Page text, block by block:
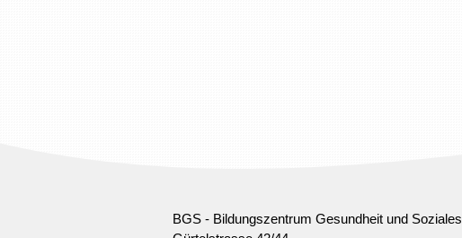
BGS - Bildungszentrum Gesundheit und Soziales